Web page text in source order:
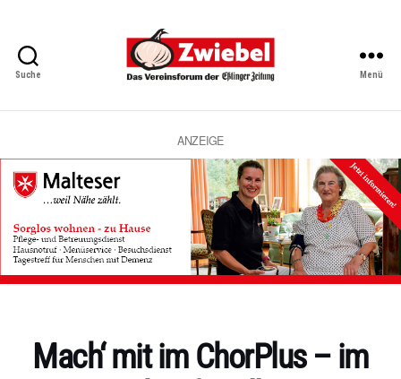
Suche
Vereinsforum
Eßlinger
Zeitung
Menü
ANZEIGE
Kategorien
Mach‘ mit im ChorPlus – im